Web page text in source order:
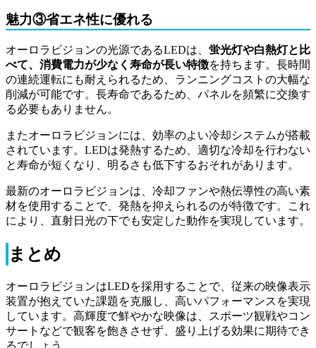
魅力③省エネ性に優れる
オーロラビジョンの光源であるLEDは、 蛍光灯や白熱灯と比
べて、消費電力が少なく寿命が長い特徴を持ちます。長時間
の連続運転にも耐えられるため、ランニングコストの大幅な
削減が可能です。長寿命であるため、パネルを頻繁に交換す
る必要もありません。
またオーロラビジョンには、効率のよい冷却システムが搭載
されています。LEDは発熱するため、適切な冷却を行わない
と寿命が短くなり、明るさも低下するおそれがあります。
最新のオーロラビジョンは、冷却ファンや熱伝導性の高い素
材を使用することで、発熱を抑えられるのが特徴です。これ
により、直射日光の下でも安定した動作を実現しています。
まとめ
オーロラビジョンはLEDを採用することで、従来の映像表示
装置が抱えていた課題を克服し、高いパフォーマンスを実現
しています。高輝度で鮮やかな映像は、スポーツ観戦やコン
サートなどで観客を飽きさせず、盛り上げる効果に期待でき